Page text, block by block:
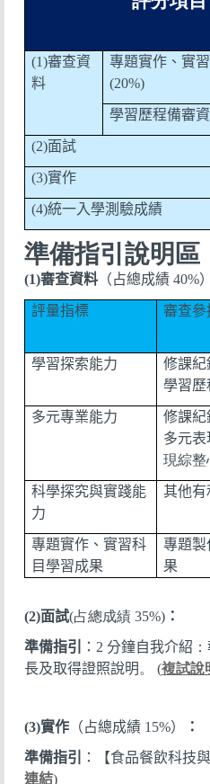
(1)審查資
料
專題實作、實
(20%)
學習歷程備審
(2)面試
(3)實作
(4)統一入學測驗成績
準備指引說明區
(1)審查資料 （占總成績 40%）
評量指標 審查參
學習探索能力
修課紀
學習歷
多元專業能力
修課紀
多元表
現綜整
科學探究與實踐能
力
其他有
專題實作、實習科
目學習成果
專題製
果
(2)面試(占總成績 35%) ：
準備指引
： 2 分鐘自我介紹 ：
長及取得證照說明 。 (複試說
(3)實作 （占總成績 15%）
：
準備指引
：【食品餐飲科技
連結)